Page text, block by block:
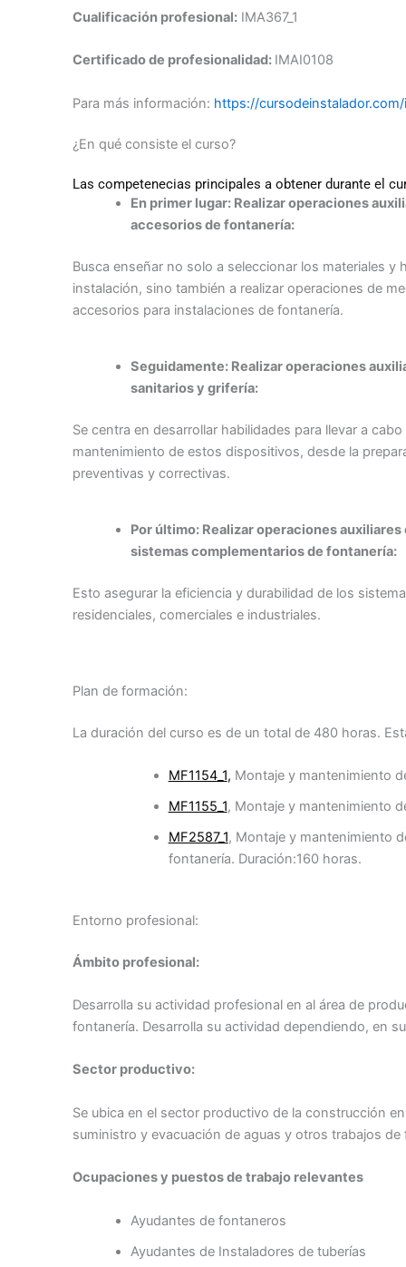
Cualificación profesional: IMA367_1
Certificado de profesionalidad: IMAI0108
Para más información: https://
¿En qué consiste el curso?
Las competenecias principales a obtener durante el
En primer lugar: Realizar operaciones
accesorios de fontanería:
Busca enseñar no solo a seleccionar los materiales
instalación, sino también a realizar operaciones de
accesorios para instalaciones de fontanería.
Seguidamente: Realizar operaciones
sanitarios y grifería:
Se centra en desarrollar habilidades para llevar a
mantenimiento de estos dispositivos, desde la
preventivas y correctivas.
Por último: Realizar operaciones
sistemas complementarios de fontanería:
Esto asegurar la eficiencia y durabilidad de los
residenciales, comerciales e industriales.
Plan de formación:
La duración del curso es de un total de 480 horas.
MF1154_1, Montaje y mantenimiento
MF1155_1, Montaje y mantenimiento
MF2587_1, Montaje y mantenimiento
fontanería. Duración:160 horas.
Entorno profesional:
Ámbito profesional:
Desarrolla su actividad profesional en al área de
fontanería. Desarrolla su actividad dependiendo, en
Sector productivo:
Se ubica en el sector productivo de la construcción
suministro y evacuación de aguas y otros trabajos de
Ocupaciones y puestos de trabajo relevantes
Ayudantes de fontaneros
Ayudantes de Instaladores de tuberías